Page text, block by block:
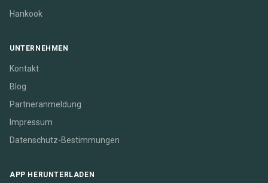
Hankook
UNTERNEHMEN
Kontakt
Blog
Partneranmeldung
Impressum
Datenschutz-Bestimmungen
APP HERUNTERLADEN